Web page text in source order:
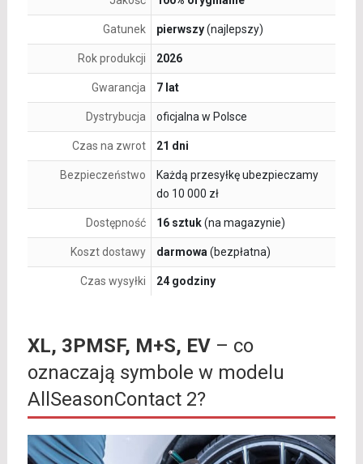
Gatunek pierwszy(najlepszy)
Rok produkcji 2026
Gwarancja 7 lat
Dystrybucja oficjalna w Polsce
Czas na zwrot 21 dni
Bezpieczeństwo
Każdą przesyłkę ubezpieczamy
do 10 000 zł
Dostępność 16 sztuk(na magazynie)
Koszt dostawy darmowa (bezpłatna)
Czas wysyłki 24 godziny
XL, 3PMSF, M+S, EV– co
oznaczają symbole w modelu
AllSeasonContact 2?